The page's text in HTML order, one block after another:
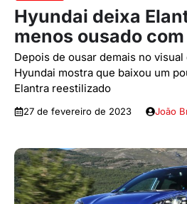
Hyundai deixa
menos ousado
Depois de ousar demais no
Hyundai mostra que baixou um
Elantra reestilizado
27 de fevereiro de 2023 João